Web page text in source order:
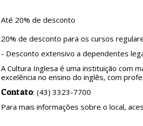
Até 20% de desconto
20% de desconto para os cursos
- Desconto extensivo a dependentes
A Cultura Inglesa é uma instituição com
excelência no ensino do inglês, com
Contato: (43) 3323-7700
Para mais informações sobre o local,